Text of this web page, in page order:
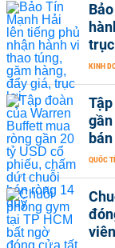
KINH
QUỐC